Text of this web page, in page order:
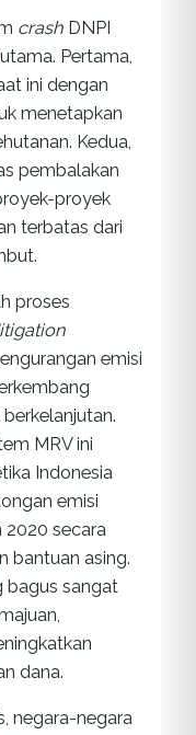
crash DNPI
Pertama,
ini dengan
menetapkan
Kedua,
pembalakan
proyek
terbatas dari
proses
emisi
MRV ini
Indonesia
emisi
2020 secara
bantuan asing.
bagus sangat
dana.
negara-negara